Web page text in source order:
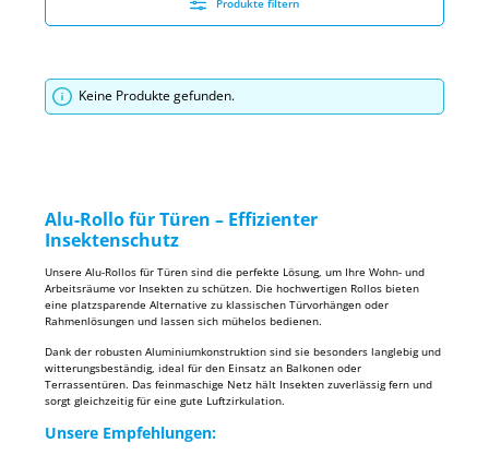
Produkte filtern
Keine Produkte gefunden.
Alu-Rollo für Türen – Effizienter
Insektenschutz
Unsere Alu-Rollos für Türen sind die perfekte Lösung, um Ihre Wohn- und
Arbeitsräume vor Insekten zu schützen. Die hochwertigen Rollos bieten
eine platzsparende Alternative zu klassischen Türvorhängen oder
Rahmenlösungen und lassen sich mühelos bedienen.
Dank der robusten Aluminiumkonstruktion sind sie besonders langlebig und
witterungsbeständig, ideal für den Einsatz an Balkonen oder
Terrassentüren. Das feinmaschige Netz hält Insekten zuverlässig fern und
sorgt gleichzeitig für eine gute Luftzirkulation.
Unsere Empfehlungen: